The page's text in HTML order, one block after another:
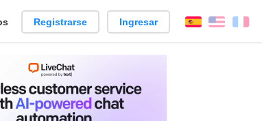
Registrarse Ingresar EspañolEnglish